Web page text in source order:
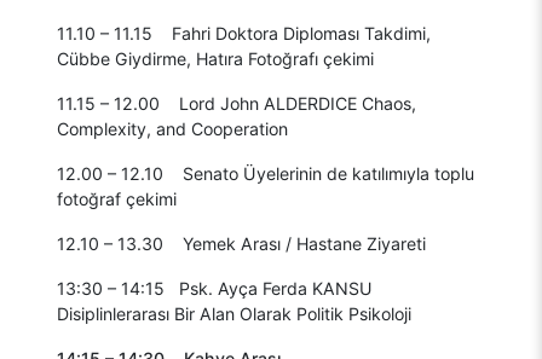
11.10 – 11.15 Fahri Doktora Diploması Takdimi,
Cübbe Giydirme, Hatıra Fotoğrafı çekimi
11.15 – 12.00 Lord John ALDERDICE Chaos,
Complexity, and Cooperation
12.00 – 12.10 Senato Üyelerinin de katılımıyla toplu
fotoğraf çekimi
12.10 – 13.30 Yemek Arası / Hastane Ziyareti
13:30 – 14:15 Psk. Ayça Ferda KANSU
Disiplinlerarası Bir Alan Olarak Politik Psikoloji